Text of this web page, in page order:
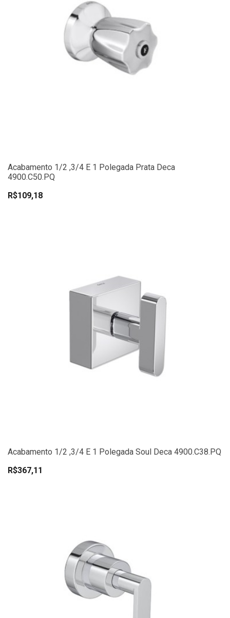
Acabamento 1/2 ,3/4 E 1 Polegada Prata Deca
4900.C50.PQ
R$109,18
Acabamento 1/2 ,3/4 E 1 Polegada Soul Deca 4900.C38.PQ
R$367,11